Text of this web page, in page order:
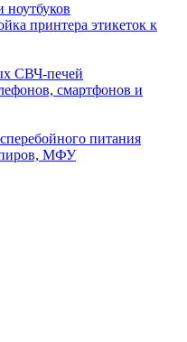
ноутбуков
принтера этикеток к
СВЧ-печей
смартфонов и
питания
МФУ